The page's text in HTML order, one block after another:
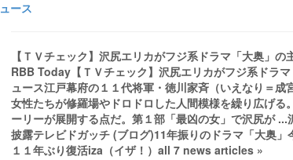
ュース
【ＴＶチェック】沢尻エリカがフジ系ドラマ「大奥」
RBB Today【ＴＶチェック】沢尻エリカがフジ系ドラ
ュース江戸幕府の１１代将軍・徳川家斉（いえなり＝
女性たちが修羅場やドロドロした人間模様を繰り広げ
ーリーが展開する点だ。第１部「最凶の女」で沢尻が
披露テレビドガッチ (ブログ)11年振りのドラマ「大奥
１１年ぶり復活iza（イザ！）all 7 news articles »